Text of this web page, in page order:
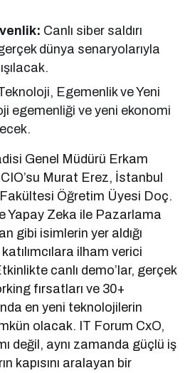
Canlı siber saldırı
dünya senaryolarıyla
Egemenlik ve Yeni
egemenliği ve yeni ekonomi
Genel Müdürü Erkam
Murat Erez, İstanbul
Öğretim Üyesi Doç.
Yapay Zeka ile Pazarlama
gibi isimlerin yer aldığı
ilham verici
canlı demo’lar, gerçek
fırsatları ve 30+
en yeni teknolojilerin
olacak. IT Forum CxO,
değil, aynı zamanda güçlü iş
kapısını aralayan bir